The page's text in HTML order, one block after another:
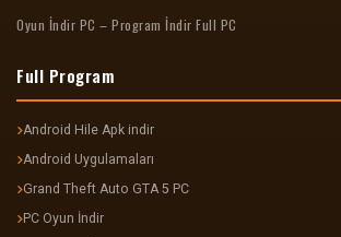
Oyun İndir PC – Program İndir Full PC
Full Program
Android Hile Apk indir
Android Uygulamaları
Grand Theft Auto GTA 5 PC
PC Oyun İndir